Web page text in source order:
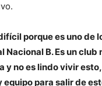
porque es uno de
Nacional B. Es un
y no es lindo vivir
equipo para salir de